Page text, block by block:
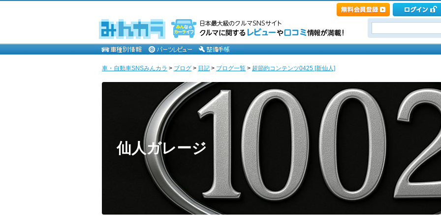
車・自動車SNSみんカラ > ブログ > 日記 > ブログ一覧 > 超節約コンテンツ0425 [新仙人]
仙人ガレージ